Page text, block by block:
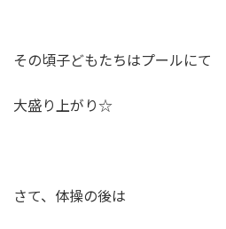
その頃子どもたちはプールにて
大盛り上がり☆
さて、体操の後は